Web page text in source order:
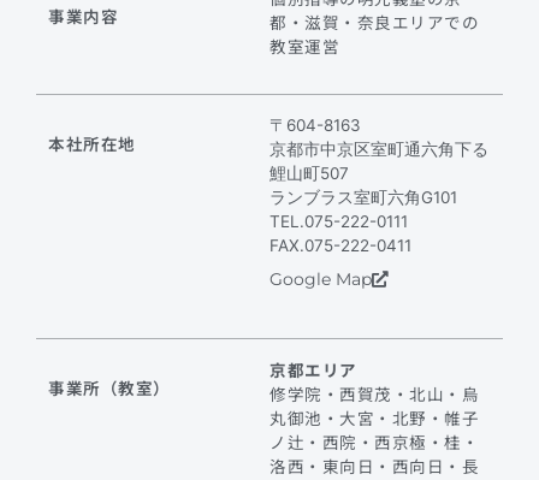
事業内容
都・滋賀・奈良エリアでの
教室運営
本社所在地
〒604-8163
京都市中京区室町通六角下る
鯉山町507
ランブラス室町六角G101
TEL.075-222-0111
FAX.075-222-0411
Google Map
事業所（教室）
京都エリア
修学院・西賀茂・北山・烏
丸御池・大宮・北野・帷子
ノ辻・西院・西京極・桂・
洛西・東向日・西向日・長